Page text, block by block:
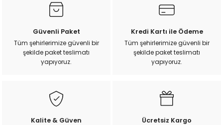
Güvenli Paket
Tüm şehirlerimize güvenli bir
şekilde paket teslimatı
yapıyoruz.
Kredi Kartı ile Ödeme
Tüm şehirlerimize güvenli bir
şekilde paket teslimatı
yapıyoruz.
Kalite & Güven Ücretsiz Kargo